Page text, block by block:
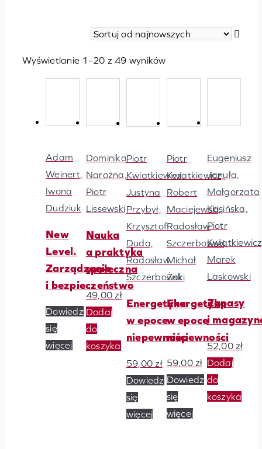
Wyświetlanie 1–20 z 49 wynikówPosortowane
według
Adam
Weinert,
Iwona
Dudziuk
New
Level.
Zarządzanie
i bezpieczeństwo
Dowiedz
się
więcej
Dominika
Narożna,
Piotr
Lissewski
Nauka
a praktyka
społeczna
49,00 zł
Dodaj
do
koszyka
Piotr
Kwiatkiewicz,
Justyna
Przybył,
Krzysztof
Duda,
Radosław
Szczerbowski
Energetyka
w epoce
niepewności
59,00 zł
Dowiedz
się
więcej
Piotr
Kwiatkiewicz,
Robert
Maciejewski,
Radosław
Szczerbowski,
Michał
Żak
Energetyka
w epoce
niepewności
59,00 zł
Dowiedz
się
więcej
Eugeniusz
Januła,
Małgorzata
Kasińska,
Piotr
Marek
Laskowski
Zapasy
i
52,00 zł
Dodaj
do
koszyka